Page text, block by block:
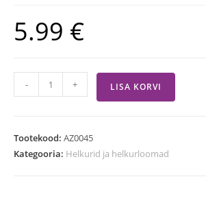
5.99 €
- + LISA KORVI
Tootekood: AZ0045
Kategooria: Helkurid ja helkurloomad